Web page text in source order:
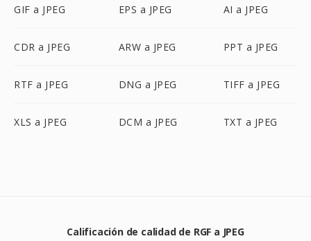
GIF a JPEG EPS a JPEG AI a JPEG
CDR a JPEG ARW a JPEG PPT a JPEG
RTF a JPEG DNG a JPEG TIFF a JPEG
XLS a JPEG DCM a JPEG TXT a JPEG
Calificación de calidad de RGF a JPEG